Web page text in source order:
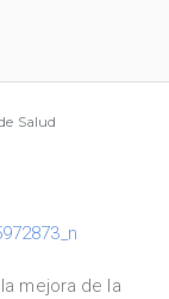
Salud
mejora de la